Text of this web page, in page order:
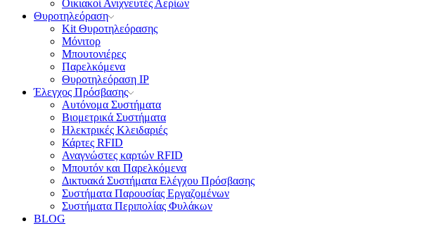
Οικιακοί Ανιχνευτές Αερίων
Θυροτηλεόραση
Kit Θυροτηλεόρασης
Μόνιτορ
Μπουτονιέρες
Παρελκόμενα
Θυροτηλεόραση ΙΡ
Έλεγχος Πρόσβασης
Aυτόνομα Συστήματα
Βιομετρικά Συστήματα
Ηλεκτρικές Κλειδαριές
Κάρτες RFID
Αναγνώστες καρτών RFID
Mπουτόν και Παρελκόμενα
Δικτυακά Συστήματα Ελέγχου Πρόσβασης
Συστήματα Παρουσίας Εργαζομένων
Συστήματα Περιπολίας Φυλάκων
BLOG